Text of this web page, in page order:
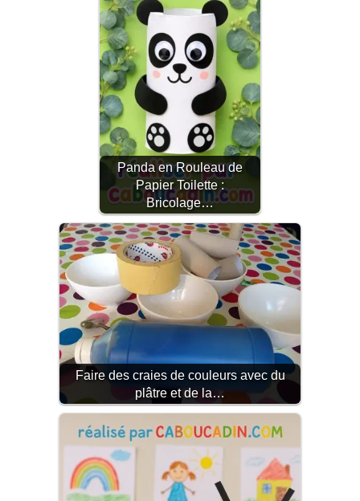
Panda en Rouleau de
Papier Toilette :
Bricolage…
Faire des craies de couleurs avec du
plâtre et de la…